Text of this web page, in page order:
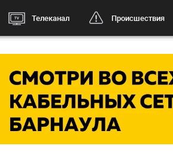
Телеканал Происшествия